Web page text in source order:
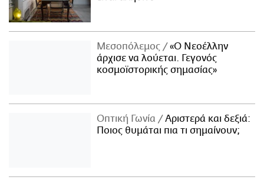
Μεσοπόλεμος
«Ο Νεοέλλην
άρχισε να λούεται. Γεγονός
κοσμοϊστορικής σημασίας»
Οπτική Γωνία
Αριστερά και δεξιά:
Ποιος θυμάται πια τι σημαίνουν;